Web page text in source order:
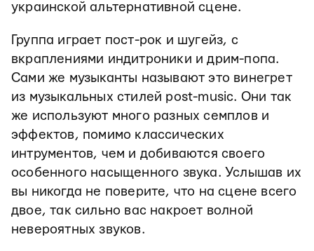
украинской альтернативной сцене.
Группа играет пост-рок и шугейз, с
вкраплениями индитроники и дрим-попа.
Сами же музыканты называют это винегрет
из музыкальных стилей post-music. Они так
же используют много разных семплов и
эффектов, помимо классических
интрументов, чем и добиваются своего
особенного насыщенного звука. Услышав их
вы никогда не поверите, что на сцене всего
двое, так сильно вас накроет волной
невероятных звуков.